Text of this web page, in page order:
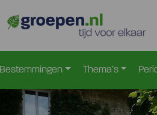
Bestemmingen Thema’s